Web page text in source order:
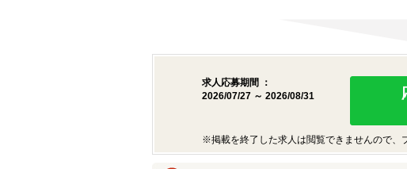
求人応募期間 ：
2026/07/27 ～ 2026/08/31
※掲載を終了した求人は閲覧できませんので、